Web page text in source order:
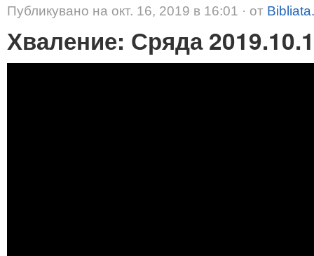
Публикувано на окт. 16, 2019 в 16:01 · от
Хваление: Сряда